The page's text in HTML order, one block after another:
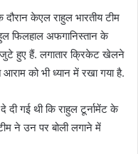
केएल राहुल भारतीय टीम
फिलहाल अफगानिस्तान के
हुए हैं. लगातार क्रिकेट खेलने
को भी ध्यान में रखा गया है.
गई थी कि राहुल टूर्नामेंट के
ने उन पर बोली लगाने में